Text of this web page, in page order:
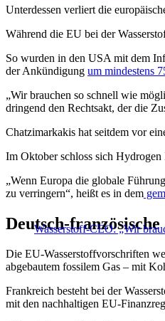
Unterdessen verliert die
Während die EU bei der
So wurden in den USA mit dem
der Ankündigung um mindestens
„Wir brauchen so schnell wie
dringend den Rechtsakt, der die
Chatzimarkakis hat seitdem vor
Im Oktober schloss sich
„Wenn Europa die globale
zu verringern“, heißt es in dem
Wasserstoff-CEO: „Wir
Deutsch-französische
Die EU-Wasserstoffvorschriften
abgebautem fossilem Gas – mit
Frankreich besteht bei der
mit den nachhaltigen EU-